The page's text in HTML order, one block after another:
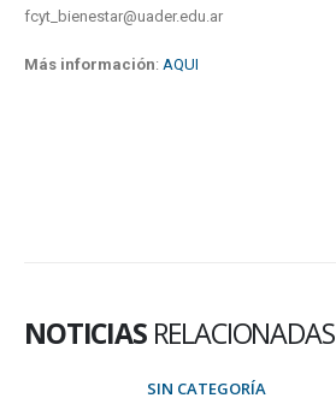
fcyt_bienestar@uader.edu.ar
Más información: AQUI
NOTICIAS RELACIONADAS